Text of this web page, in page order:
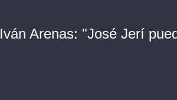
Iván Arenas: "José Jerí